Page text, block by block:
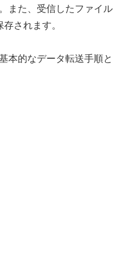
また、受信したファイル
されます。
本的なデータ転送手順と